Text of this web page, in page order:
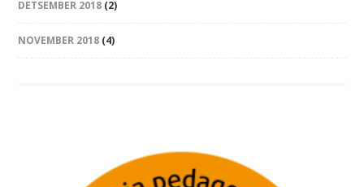
DETSEMBER 2018 (2)
NOVEMBER 2018 (4)